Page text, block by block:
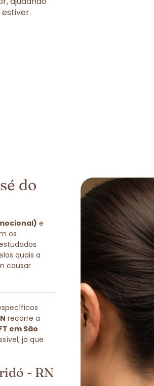
do
e
os
quais a
causar
recorre a
em São
já que
- RN